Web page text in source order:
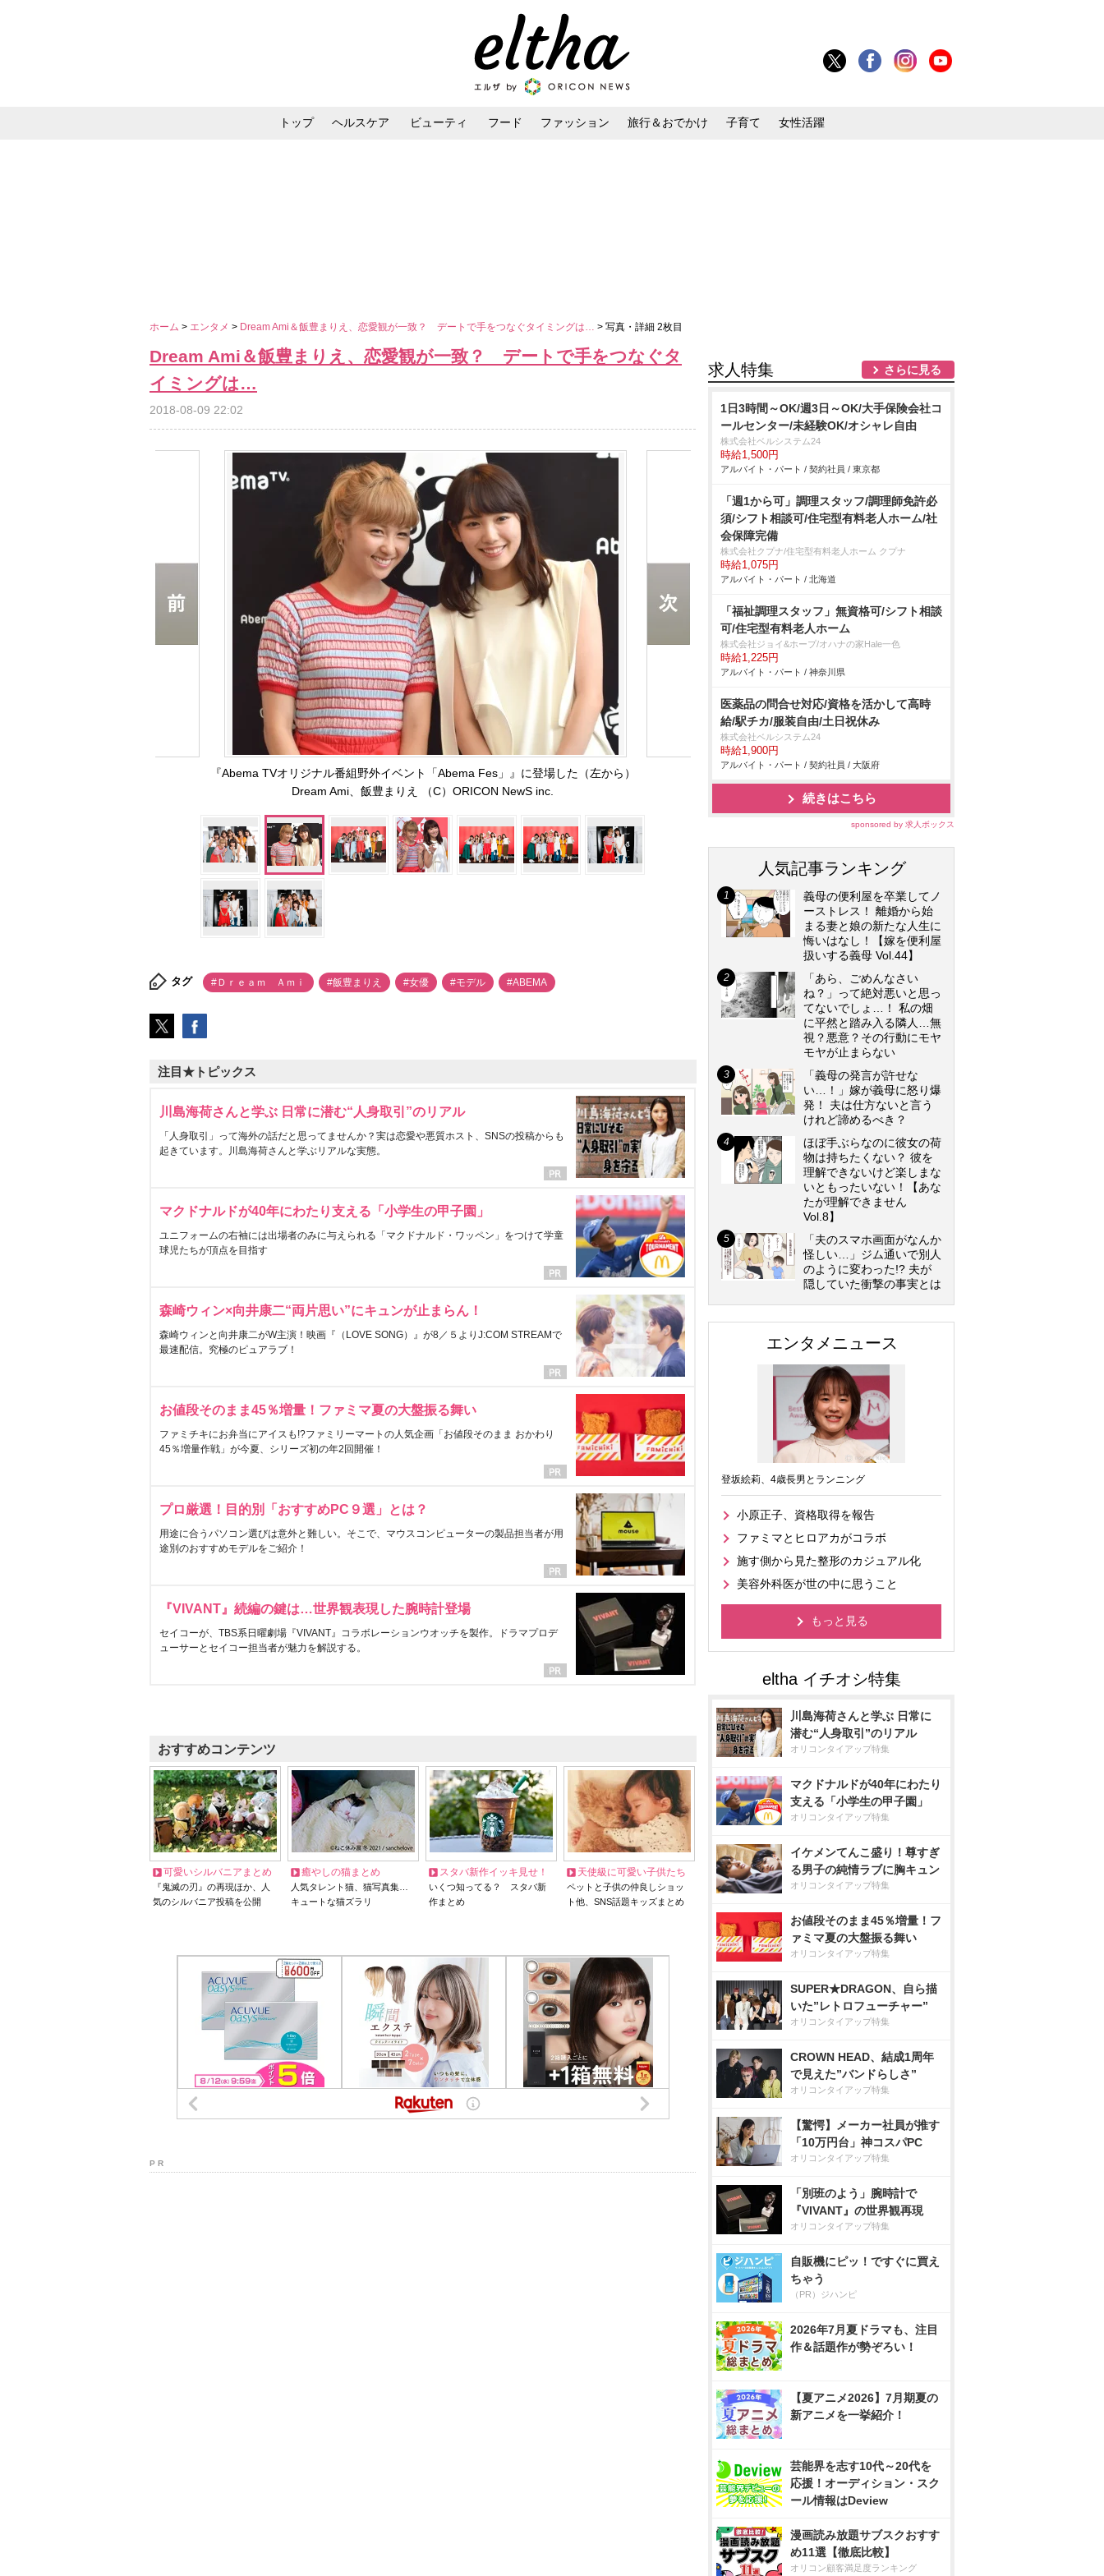
トップ ヘルスケア ビューティ フード ファッション 旅行＆おでかけ 子育て 女性活躍
ホーム > エンタメ > Dream Ami＆飯豊まりえ、恋愛観が一致？ デートで手をつなぐタイミングは… > 写真・詳細 2枚目
Dream Ami＆飯豊まりえ、恋愛観が一致？ デートで手をつなぐタ
イミングは…
2018-08-09 22:02
『Abema TVオリジナル番組野外イベント「Abema Fes」』に登場した（左から）
Dream Ami、飯豊まりえ （C）ORICON NewS inc.
タグ #Ｄｒｅａｍ Ａｍｉ #飯豊まりえ #女優 #モデル #ABEMA
注目★トピックス
川島海荷さんと学ぶ 日常に潜む“人身取引”のリアル
「人身取引」って海外の話だと思ってませんか？実は恋愛や悪質ホスト、SNSの投稿からも
起きています。川島海荷さんと学ぶリアルな実態。
マクドナルドが40年にわたり支える「小学生の甲子園」
ユニフォームの右袖には出場者のみに与えられる「マクドナルド・ワッペン」をつけて学童
球児たちが頂点を目指す
森崎ウィン×向井康二“両片思い”にキュンが止まらん！
森崎ウィンと向井康二がW主演！映画『（LOVE SONG）』が8／５よりJ:COM STREAMで
最速配信。究極のピュアラブ！
お値段そのまま45％増量！ファミマ夏の大盤振る舞い
ファミチキにお弁当にアイスも!?ファミリーマートの人気企画「お値段そのまま おかわり
45％増量作戦」が今夏、シリーズ初の年2回開催！
プロ厳選！目的別「おすすめPC９選」とは？
用途に合うパソコン選びは意外と難しい。そこで、マウスコンピューターの製品担当者が用
途別のおすすめモデルをご紹介！
『VIVANT』続編の鍵は…世界観表現した腕時計登場
セイコーが、TBS系日曜劇場『VIVANT』コラボレーションウオッチを製作。ドラマプロデ
ューサーとセイコー担当者が魅力を解説する。
おすすめコンテンツ
可愛いシルバニアまとめ
『鬼滅の刃』の再現ほか、人
気のシルバニア投稿を公開
癒やしの猫まとめ
人気タレント猫、猫写真集…
キュートな猫ズラリ
スタバ新作イッキ見せ！
いくつ知ってる？ スタバ新
作まとめ
天使級に可愛い子供たち
ペットと子供の仲良しショッ
ト他、SNS話題キッズまとめ
P R
求人特集 さらに見る
1日3時間～OK/週3日～OK/大手保険会社コ
ールセンター/未経験OK/オシャレ自由
株式会社ベルシステム24
時給1,500円
アルバイト・パート / 契約社員 / 東京都
「週1から可」調理スタッフ/調理師免許必
須/シフト相談可/住宅型有料老人ホーム/社
会保障完備
株式会社クプナ/住宅型有料老人ホーム クプナ
時給1,075円
アルバイト・パート / 北海道
「福祉調理スタッフ」無資格可/シフト相談
可/住宅型有料老人ホーム
株式会社ジョイ&ホープ/オハナの家Hale一色
時給1,225円
アルバイト・パート / 神奈川県
医薬品の問合せ対応/資格を活かして高時
給/駅チカ/服装自由/土日祝休み
株式会社ベルシステム24
時給1,900円
アルバイト・パート / 契約社員 / 大阪府
続きはこちら
sponsored by 求人ボックス
人気記事ランキング
義母の便利屋を卒業してノ
ーストレス！ 離婚から始
まる妻と娘の新たな人生に
悔いはなし！【嫁を便利屋
扱いする義母 Vol.44】
「あら、ごめんなさい
ね？」って絶対悪いと思っ
てないでしょ…！ 私の畑
に平然と踏み入る隣人…無
視？悪意？その行動にモヤ
モヤが止まらない
「義母の発言が許せな
い…！」嫁が義母に怒り爆
発！ 夫は仕方ないと言う
けれど諦めるべき？
ほぼ手ぶらなのに彼女の荷
物は持ちたくない？ 彼を
理解できないけど楽しまな
いともったいない！【あな
たが理解できません
Vol.8】
「夫のスマホ画面がなんか
怪しい…」ジム通いで別人
のように変わった!? 夫が
隠していた衝撃の事実とは
エンタメニュース
登坂絵莉、4歳長男とランニング
小原正子、資格取得を報告
ファミマとヒロアカがコラボ
施す側から見た整形のカジュアル化
美容外科医が世の中に思うこと
もっと見る
川島海荷さんと学ぶ 日常に
潜む“人身取引”のリアル
オリコンタイアップ特集
マクドナルドが40年にわたり
支える「小学生の甲子園」
オリコンタイアップ特集
イケメンてんこ盛り！尊すぎ
る男子の純情ラブに胸キュン
オリコンタイアップ特集
お値段そのまま45％増量！フ
ァミマ夏の大盤振る舞い
オリコンタイアップ特集
SUPER★DRAGON、自ら描
いた”レトロフューチャー”
オリコンタイアップ特集
CROWN HEAD、結成1周年
で見えた”バンドらしさ”
オリコンタイアップ特集
【驚愕】メーカー社員が推す
「10万円台」神コスパPC
オリコンタイアップ特集
「別班のよう」腕時計で
『VIVANT』の世界観再現
オリコンタイアップ特集
自販機にピッ！ですぐに買え
ちゃう
（PR）ジハンピ
2026年7月夏ドラマも、注目
作＆話題作が勢ぞろい！
【夏アニメ2026】7月期夏の
新アニメを一挙紹介！
芸能界を志す10代～20代を
応援！オーディション・スク
ール情報はDeview
漫画読み放題サブスクおすす
め11選【徹底比較】
オリコン顧客満足度ランキング